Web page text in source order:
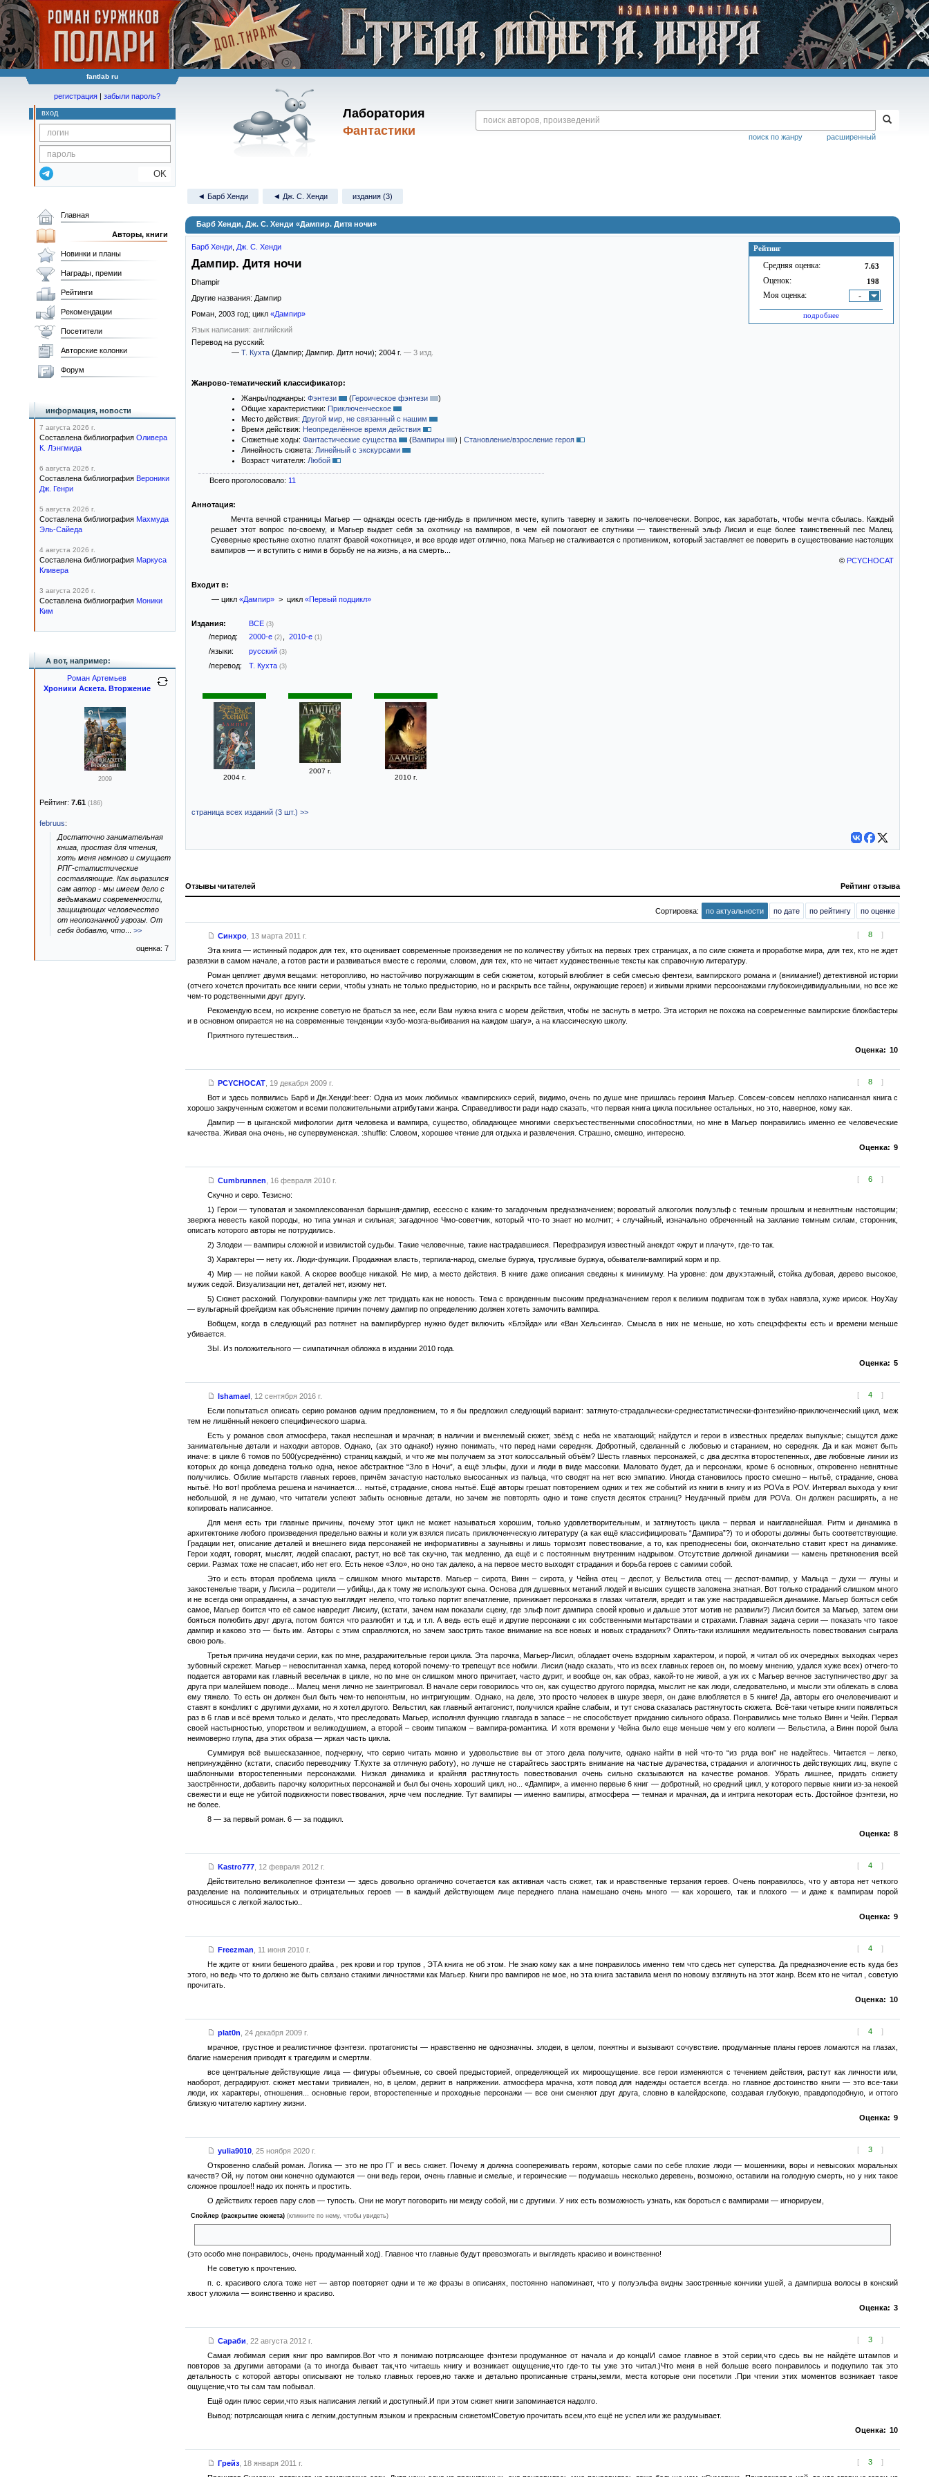
fantlab ru
Лаборатория
Фантастики
расширенный
поиск по жанру
регистрация | забыли пароль?
вход
OK
◄ Барб Хенди ◄ Дж. С. Хенди издания (3)
Барб Хенди, Дж. С. Хенди «Дампир. Дитя ночи»
Рейтинг
Средняя оценка: 7.63
Оценок: 198
Моя оценка: -
подробнее
Барб Хенди Дж. С. Хенди
Дампир. Дитя ночи
Dhampir
Другие названия: Дампир
Роман, 2003 год; цикл «Дампир»
Язык написания: английский
Перевод на русский:
— Т. Кухта (Дампир; Дампир. Дитя ночи); 2004 г. — 3 изд.
Жанрово-тематический классификатор:
Жанры/поджанры: Фэнтези (Героическое фэнтези
)
Общие характеристики: Приключенческое
Место действия: Другой мир, не связанный с нашим
Время действия: Неопределённое время действия
Сюжетные ходы: Фантастические существа (Вампиры ) | Становление/взросление героя
Линейность сюжета: Линейный с экскурсами
Возраст читателя: Любой
Всего проголосовало: 11
Аннотация:
Мечта вечной странницы Магьер — однажды осесть где-нибудь в приличном месте, купить таверну и зажить по-человечески. Вопрос, как заработать, чтобы мечта сбылась. Каждый
решает этот вопрос по-своему, и Магьер выдает себя за охотницу на вампиров, в чем ей помогают ее спутники — таинственный эльф Лисил и еще более таинственный пес Малец.
Суеверные крестьяне охотно платят бравой «охотнице», и все вроде идет отлично, пока Магьер не сталкивается с противником, который заставляет ее поверить в существование настоящих
вампиров — и вступить с ними в борьбу не на жизнь, а на смерть...
© PCYCHOCAT
Входит в:
— цикл «Дампир»> цикл «Первый подцикл»
Издания: ВСЕ (3)
/период: 2000-е (2) 2010-е (1)
/языки: русский (3)
/перевод: Т. Кухта (3)
2004 г.
2007 г.
2010 г.
страница всех изданий (3 шт.) >>
Отзывы читателей Рейтинг отзыва
Сортировка: по актуальности по дате по рейтингу по оценке
[ 8 ]
Синхро, 13 марта 2011 г.
Эта книга — истинный подарок для тех, кто оценивает современные произведения не по количеству убитых на первых трех страницах, а по силе сюжета и проработке мира, для тех, кто не ждет
развязки в самом начале, а готов расти и развиваться вместе с героями, словом, для тех, кто не читает художественные тексты как справочную литературу.
Роман цепляет двумя вещами: неторопливо, но настойчиво погружающим в себя сюжетом, который влюбляет в себя смесью фентези, вампирского романа и (внимание!) детективной истории
(отчего хочется прочитать все книги серии, чтобы узнать не только предысторию, но и раскрыть все тайны, окружающие героев) и живыми яркими персоонажами глубокоиндивидуальными, но все же
чем-то родственными друг другу.
Рекомендую всем, но искренне советую не браться за нее, если Вам нужна книга с морем действия, чтобы не заснуть в метро. Эта история не похожа на современные вампирские блокбастеры
и в основном опирается не на современные тенденции «зубо-мозга-выбивания на каждом шагу», а на классическую школу.
Приятного путешествия...
Оценка: 10
[ 8 ]
PCYCHOCAT, 19 декабря 2009 г.
Вот и здесь появились Барб и Дж.Хенди!:beer: Одна из моих любимых «вампирских» серий, видимо, очень по душе мне пришлась героиня Магьер. Совсем-совсем неплохо написанная книга с
хорошо закрученным сюжетом и всеми положительными атрибутами жанра. Справедливости ради надо сказать, что первая книга цикла посильнее остальных, но это, наверное, кому как.
Дампир — в цыганской мифологии дитя человека и вампира, существо, обладающее многими сверхъестественными способностями, но мне в Магьер понравились именно ее человеческие
качества. Живая она очень, не супервуменская. :shuffle: Словом, хорошее чтение для отдыха и развлечения. Страшно, смешно, интересно.
Оценка: 9
[ 6 ]
Cumbrunnen
16 февраля 2010 г.
Скучно и серо. Тезисно:
1) Герои — туповатая и закомплексованная барышня-дампир, есессно с каким-то загадочным предназначением; вороватый алкоголик полуэльф с темным прошлым и невнятным настоящим;
зверюга невесть какой породы, но типа умная и сильная; загадочное Чмо-советчик, который что-то знает но молчит; + случайный, изначально обреченный на заклание темным силам, сторонник,
описать которого авторы не потрудились.
2) Злодеи — вампиры сложной и извилистой судьбы. Такие человечные, такие настрадавшиеся. Перефразируя известный анекдот «жрут и плачут», где-то так.
3) Характеры — нету их. Люди-функции. Продажная власть, терпила-народ, смелые буржуа, трусливые буржуа, обыватели-вампирий корм и пр.
4) Мир — не пойми какой. А скорее вообще никакой. Не мир, а место действия. В книге даже описания сведены к минимуму. На уровне: дом двухэтажный, стойка дубовая, дерево высокое,
мужик седой. Визуализации нет, деталей нет, изюму нет.
5) Сюжет расхожий. Полукровки-вампиры уже лет тридцать как не новость. Тема с врожденным высоким предназначением героя к великим подвигам тож в зубах навязла, хуже ирисок. НоуХау
— вульгарный фрейдизм как объяснение причин почему дампир по определению должен хотеть замочить вампира.
Вобщем, когда в следующий раз потянет на вампирбургер нужно будет включить «Блэйда» или «Ван Хельсинга». Смысла в них не меньше, но хоть спецэффекты есть и времени меньше
убивается.
ЗЫ. Из положительного — симпатичная обложка в издании 2010 года.
Оценка: 5
[ 4 ]
Ishamael, 12 сентября 2016 г.
Если попытаться описать серию романов одним предложением, то я бы предложил следующий вариант: затянуто-страдальчески-среднестатистически-фэнтезийно-приключенческий цикл, меж
тем не лишённый некоего специфического шарма.
Есть у романов своя атмосфера, такая неспешная и мрачная; в наличии и вменяемый сюжет, звёзд с неба не хватающий; найдутся и герои в известных пределах выпуклые; сыщутся даже
занимательные детали и находки авторов. Однако, (ах это однако!) нужно понимать, что перед нами середняк. Добротный, сделанный с любовью и старанием, но середняк. Да и как может быть
иначе: в цикле 6 томов по 500(усреднённо) страниц каждый, и что же мы получаем за этот колоссальный объём? Шесть главных персонажей, c два десятка второстепенных, две любовные линии из
которых до конца доведена только одна, некое абстрактное “Зло в Ночи”, а ещё эльфы, духи и люди в виде массовки. Маловато будет, да и персонажи, кроме 6 основных, откровенно невнятные
получились. Обилие мытарств главных героев, причём зачастую настолько высосанных из пальца, что сводят на нет всю эмпатию. Иногда становилось просто смешно – нытьё, страдание, снова
нытьё. Но вот! проблема решена и начинается… нытьё, страдание, снова нытьё. Ещё авторы грешат повторением одних и тех же событий из книги в книгу и из POVа в POV. Интервал выхода у книг
небольшой, я не думаю, что читатели успеют забыть основные детали, но зачем же повторять одно и тоже спустя десяток страниц? Неудачный приём для POVа. Он должен расширять, а не
копировать написанное.
Для меня есть три главные причины, почему этот цикл не может называться хорошим, только удовлетворительным, и затянутость цикла – первая и наиглавнейшая. Ритм и динамика в
архитектонике любого произведения предельно важны и коли уж взялся писать приключенческую литературу (а как ещё классифицировать “Дампира”?) то и обороты должны быть соответствующие.
Градации нет, описание деталей и внешнего вида персонажей не информативны а заунывны и лишь тормозят повествование, а то, как преподнесены бои, окончательно ставит крест на динамике.
Герои ходят, говорят, мыслят, людей спасают, растут, но всё так скучно, так медленно, да ещё и с постоянным внутренним надрывом. Отсутствие должной динамики — камень преткновения всей
серии. Размах тоже не спасает, ибо нет его. Есть некое «Зло», но оно так далеко, а на первое место выходят страдания и борьба героев с самими собой.
Это и есть вторая проблема цикла – слишком много мытарств. Магьер – сирота, Винн – сирота, у Чейна отец – деспот, у Вельстила отец — деспот-вампир, у Мальца – духи — лгуны и
закостенелые твари, у Лисила – родители — убийцы, да к тому же используют сына. Основа для душевных метаний людей и высших существ заложена знатная. Вот только страданий слишком много
и не всегда они оправданны, а зачастую выглядят нелепо, что только портит впечатление, принижает персонажа в глазах читателя, вредит и так уже настрадавшейся динамике. Магьер бояться себя
самое, Магьер боится что её самое навредит Лисилу, (кстати, зачем нам показали сцену, где эльф поит дампира своей кровью и дальше этот мотив не развили?) Лисил боится за Магьер, затем они
бояться полюбить друг друга, потом боятся что разлюбят и т.д. и т.п. А ведь есть ещё и другие персонажи с их собственными мытарствами и страхами. Главная задача серии — показать что такое
дампир и каково это — быть им. Авторы с этим справляются, но зачем заострять такое внимание на все новых и новых страданиях? Опять-таки излишняя медлительность повествования сыграла
свою роль.
Третья причина неудачи серии, как по мне, раздражительные герои цикла. Эта парочка, Магьер-Лисил, обладает очень вздорным характером, и порой, я читал об их очередных выходках через
зубовный скрежет. Магьер – невоспитанная хамка, перед которой почему-то трепещут все нобили. Лисил (надо сказать, что из всех главных героев он, по моему мнению, удался хуже всех) отчего-то
подается авторами как главный весельчак в цикле, но по мне он слишком много причитает, часто дурит, и вообще он, как образ, какой-то не живой, а уж их с Магьер вечное заступничество друг за
друга при малейшем поводе... Малец меня лично не заинтриговал. В начале сери говорилось что он, как существо другого порядка, мыслит не как люди, следовательно, и мысли эти облекать в слова
ему тяжело. То есть он должен был быть чем-то непонятым, но интригующим. Однако, на деле, это просто человек в шкуре зверя, он даже влюбляется в 5 книге! Да, авторы его очеловечивают и
ставят в конфликт с другими духами, но я хотел другого. Вельстил, как главный антагонист, получился крайне слабым, и тут снова сказалась растянутость сюжета. Всё-таки четыре книги появляться
раз в 6 глав и всё время только и делать, что преследовать Магьер, исполняя функцию главгада в запасе – не способствует приданию сильного образа. Понравились мне только Винн и Чейн. Первая
своей настырностью, упорством и великодушием, а второй – своим типажом – вампира-романтика. И хотя времени у Чейна было еще меньше чем у его коллеги — Вельстила, а Винн порой была
неимоверно глупа, два этих образа — яркая часть цикла.
Суммируя всё вышесказанное, подчеркну, что серию читать можно и удовольствие вы от этого дела получите, однако найти в ней что-то “из ряда вон” не надейтесь. Читается – легко,
непринуждённо (кстати, спасибо переводчику Т.Кухте за отличную работу), но лучше не старайтесь заострять внимание на частые дурачества, страдания и алогичность действующих лиц, вкупе с
шаблонными второстепенными персонажами. Низкая динамика и крайняя растянутость повествования очень сильно сказываются на качестве романов. Убрать лишнее, придать сюжету
заострённости, добавить парочку колоритных персонажей и был бы очень хороший цикл, но... «Дампир», а именно первые 6 книг — добротный, но средний цикл, у которого первые книги из-за некоей
свежести и еще не убитой подвижности повествования, ярче чем последние. Тут вампиры — именно вампиры, атмосфера — темная и мрачная, да и интрига некоторая есть. Достойное фэнтези, но
не более.
8 — за первый роман. 6 — за подцикл.
Оценка: 8
[ 4 ]
Kastro777, 12 февраля 2012 г.
Действительно великолепное фэнтези — здесь довольно органично сочетается как активная часть сюжет, так и нравственные терзания героев. Очень понравилось, что у автора нет четкого
разделение на положительных и отрицательных героев — в каждый действующем лице переднего плана намешано очень много — как хорошего, так и плохого — и даже к вампирам порой
относишься с легкой жалостью..
Оценка: 9
[ 4 ]
Freezman
11 июня 2010 г.
Не ждите от книги бешеного драйва , рек крови и гор трупов , ЭТА книга не об этом. Не знаю кому как а мне понравилось именно тем что сдесь нет суперства. Да предназночение есть куда без
этого, но ведь что то должно же быть связано стакими личностями как Магьер. Книги про вампиров не мое, но эта книга заставила меня по новому взглянуть на этот жанр. Всем кто не читал , советую
прочитать.
Оценка: 10
[ 4 ]
plat0n 24 декабря 2009 г.
мрачное, грустное и реалистичное фэнтези. протагонисты — нравственно не однозначны. злодеи, в целом, понятны и вызывают сочувствие. продуманные планы героев ломаются на глазах,
благие намерения приводят к трагедиям и смертям.
все центральные действующие лица — фигуры объемные, со своей предысторией, определяющей их мироощущение. все герои изменяются с течением действия, растут как личности или,
наоборот, деградируют. сюжет местами тривиален, но, в целом, держит в напряжении. атмосфера мрачна, хотя повод для надежды остается всегда. но главное достоинство книги — это все-таки
люди, их характеры, отношения... основные герои, второстепенные и проходные персонажи — все они сменяют друг друга, словно в калейдоскопе, создавая глубокую, правдоподобную, и оттого
близкую читателю картину жизни.
Оценка: 9
[ 3 ]
yulia9010, 25 ноября 2020 г.
Откровенно слабый роман. Логика — это не про ГГ и весь сюжет. Почему я должна соопереживать героям, которые сами по себе плохие люди — мошенники, воры и невысоких моральных
качеств? Ой, ну потом они конечно одумаются — они ведь герои, очень главные и смелые, и героические — подумаешь несколько деревень, возможно, оставили на голодную смерть, но у них такое
сложное прошлое!! надо их понять и простить.
О действиях героев пару слов — тупость. Они не могут поговорить ни между собой, ни с другими. У них есть возможность узнать, как бороться с вампирами — игнорируем,
Спойлер (раскрытие сюжета) (кликните по нему, чтобы увидеть)
(это особо мне понравилось, очень продуманный ход). Главное что главные будут превозмогать и выглядеть красиво и воинственно!
Не советую к прочтению.
п. с. красивого слога тоже нет — автор повторяет одни и те же фразы в описанях, постоянно напоминает, что у полуэльфа видны заостренные кончики ушей, а дампирша волосы в конский
хвост уложила — воинственно и красиво.
Оценка: 3
[ 3 ]
Сараби 22 августа 2012 г.
Самая любимая серия книг про вампиров.Вот что я понимаю потрясающее фэнтези продуманное от начала и до конца!И самое главное в этой серии,что сдесь вы не найдёте штампов и
повторов за другими авторами (а то иногда бывает так,что читаешь книгу и возникает ощущение,что где-то ты уже это читал.)Что меня в ней больше всего понравилось и подкупило так это
детальность с которой авторы описывают не только главных героев,но также и детально прописанные страны,земли, места которые они посетили .При чтении этих моментов возникает такое
ощущение,что ты сам там побывал.
Ещё один плюс серии,что язык написания легкий и доступный.И при этом сюжет книги запоминается надолго.
Вывод: потрясающая книга с легким,доступным языком и прекрасным сюжетом!Советую прочитать всем,кто ещё не успел или же раздумывает.
Оценка: 10
[ 3 ]
Грейз, 18 января 2011 г.
Главная
Авторы, книги
Новинки и планы
Награды, премии
Рейтинги
Рекомендации
Посетители
Авторские колонки
Форум
информация, новости
7 августа 2026 г.
Составлена библиография Оливера
К. Лэнгмида
6 августа 2026 г.
Составлена библиография Вероники
Дж. Генри
5 августа 2026 г.
Составлена библиография Махмуда
Эль-Сайеда
4 августа 2026 г.
Составлена библиография Маркуса
Кливера
3 августа 2026 г.
Составлена библиография Моники
Ким
А вот, например:
Роман Артемьев
Хроники Аскета. Вторжение
2009
Рейтинг: 7.61 (186)
februus:
Достаточно занимательная
книга, простая для чтения,
хоть меня немного и смущает
РПГ-статистические
составляющие. Как выразился
сам автор - мы имеем дело с
ведьмаками современности,
защищающих человечество
от неопознанной угрозы. От
себя добавлю, что
>>
оценка: 7